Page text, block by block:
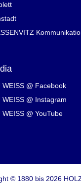
WEISS @ Facebook
WEISS @ Instagram
WEISS @ YouTube
© 1880 bis 2026